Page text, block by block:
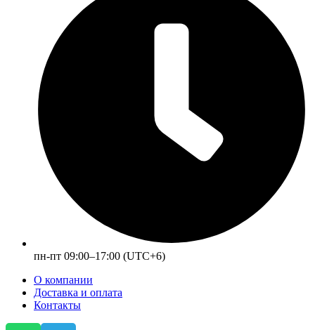
пн-пт 09:00–17:00 (UTC+6)
О компании
Доставка и оплата
Контакты